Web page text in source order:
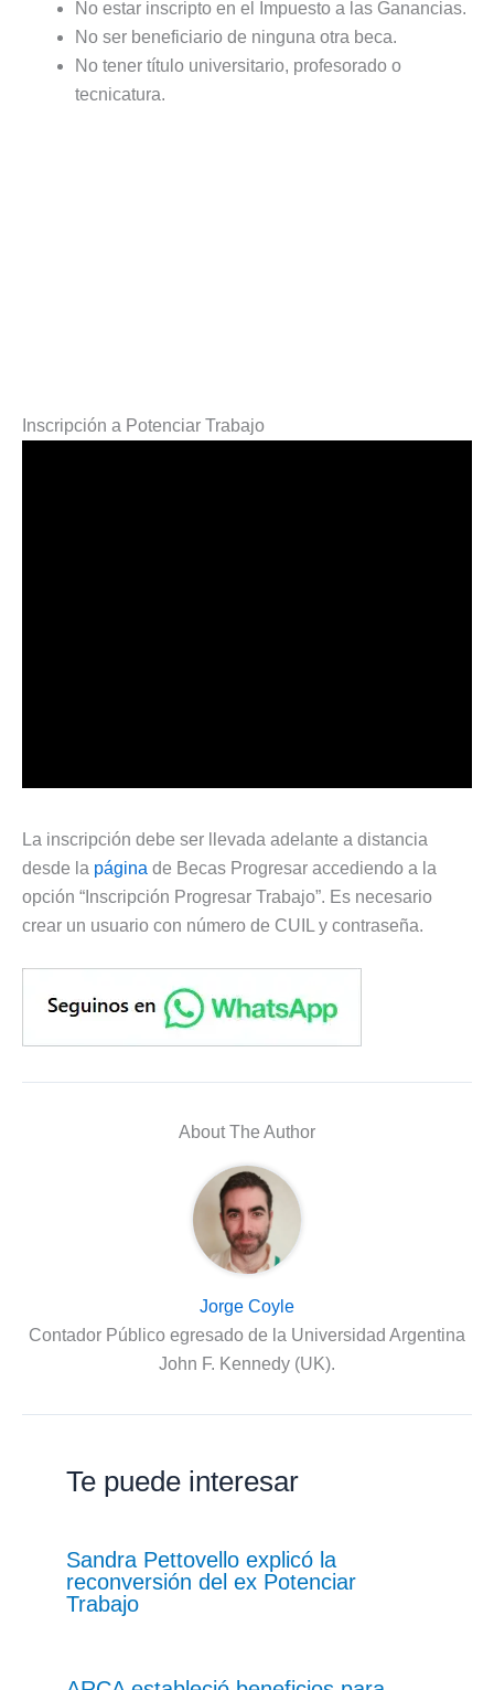
No estar inscripto en el Impuesto a las Ganancias.
No ser beneficiario de ninguna otra beca.
No tener título universitario, profesorado o
tecnicatura.
Inscripción a Potenciar Trabajo
La inscripción debe ser llevada adelante a distancia
desde la página de Becas Progresar accediendo a la
opción “Inscripción Progresar Trabajo”. Es necesario
crear un usuario con número de CUIL y contraseña.
About The Author
Jorge Coyle
Contador Público egresado de la Universidad Argentina
John F. Kennedy (UK).
Te puede interesar
Sandra Pettovello explicó la
reconversión del ex Potenciar
Trabajo